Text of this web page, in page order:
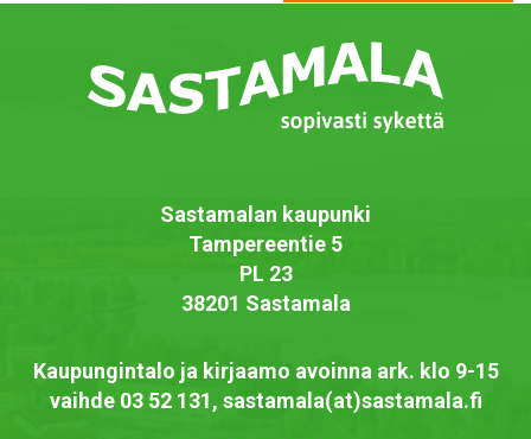
Sastamalan kaupunki
Tampereentie 5
PL 23
38201 Sastamala
Kaupungintalo ja kirjaamo avoinna ark. klo 9-15
vaihde 03 52 131, sastamala(at)sastamala.fi